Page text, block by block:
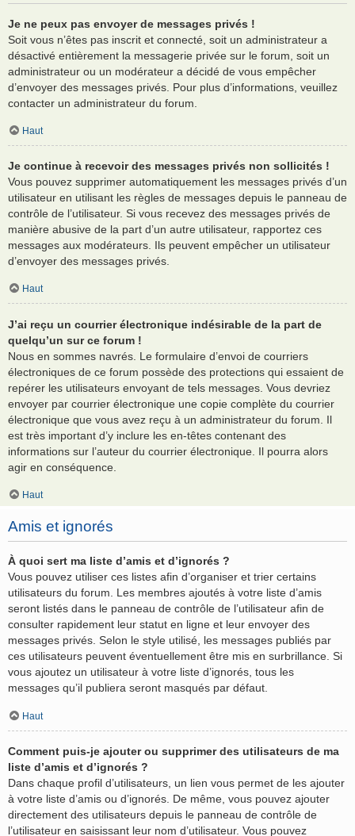
Je ne peux pas envoyer de messages privés !
Soit vous n’êtes pas inscrit et connecté, soit un administrateur a
désactivé entièrement la messagerie privée sur le forum, soit un
administrateur ou un modérateur a décidé de vous empêcher
d’envoyer des messages privés. Pour plus d’informations, veuillez
contacter un administrateur du forum.
Haut
Je continue à recevoir des messages privés non sollicités !
Vous pouvez supprimer automatiquement les messages privés d’un
utilisateur en utilisant les règles de messages depuis le panneau de
contrôle de l’utilisateur. Si vous recevez des messages privés de
manière abusive de la part d’un autre utilisateur, rapportez ces
messages aux modérateurs. Ils peuvent empêcher un utilisateur
d’envoyer des messages privés.
Haut
J’ai reçu un courrier électronique indésirable de la part de
quelqu’un sur ce forum !
Nous en sommes navrés. Le formulaire d’envoi de courriers
électroniques de ce forum possède des protections qui essaient de
repérer les utilisateurs envoyant de tels messages. Vous devriez
envoyer par courrier électronique une copie complète du courrier
électronique que vous avez reçu à un administrateur du forum. Il
est très important d’y inclure les en-têtes contenant des
informations sur l’auteur du courrier électronique. Il pourra alors
agir en conséquence.
Haut
Amis et ignorés
À quoi sert ma liste d’amis et d’ignorés ?
Vous pouvez utiliser ces listes afin d’organiser et trier certains
utilisateurs du forum. Les membres ajoutés à votre liste d’amis
seront listés dans le panneau de contrôle de l’utilisateur afin de
consulter rapidement leur statut en ligne et leur envoyer des
messages privés. Selon le style utilisé, les messages publiés par
ces utilisateurs peuvent éventuellement être mis en surbrillance. Si
vous ajoutez un utilisateur à votre liste d’ignorés, tous les
messages qu’il publiera seront masqués par défaut.
Haut
Comment puis-je ajouter ou supprimer des utilisateurs de ma
liste d’amis et d’ignorés ?
Dans chaque profil d’utilisateurs, un lien vous permet de les ajouter
à votre liste d’amis ou d’ignorés. De même, vous pouvez ajouter
directement des utilisateurs depuis le panneau de contrôle de
l’utilisateur en saisissant leur nom d’utilisateur. Vous pouvez